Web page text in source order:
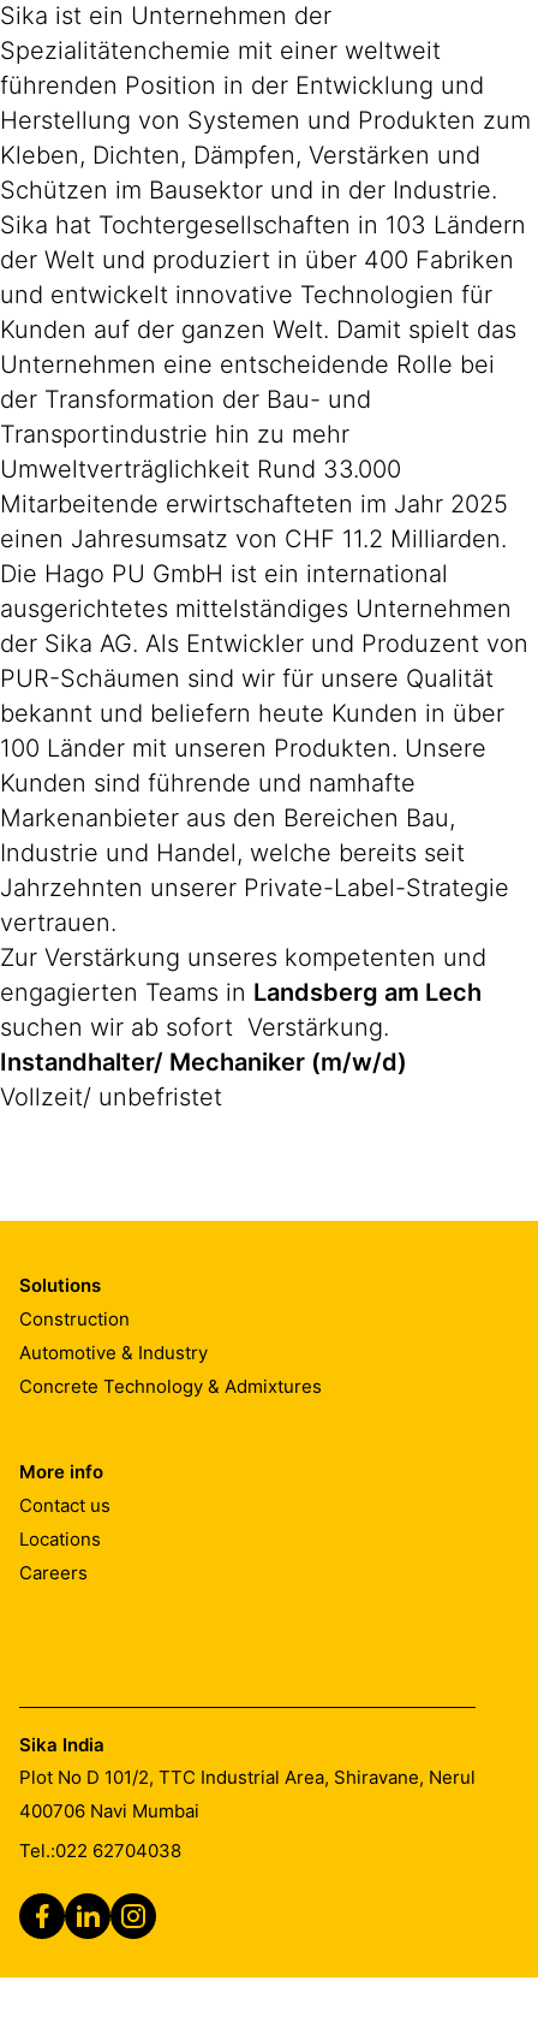
Sika ist ein Unternehmen der
Spezialitätenchemie mit einer weltweit
führenden Position in der Entwicklung und
Herstellung von Systemen und Produkten zum
Kleben, Dichten, Dämpfen, Verstärken und
Schützen im Bausektor und in der Industrie.
Sika hat Tochtergesellschaften in 103 Ländern
der Welt und produziert in über 400 Fabriken
und entwickelt innovative Technologien für
Kunden auf der ganzen Welt. Damit spielt das
Unternehmen eine entscheidende Rolle bei
der Transformation der Bau- und
Transportindustrie hin zu mehr
Umweltverträglichkeit Rund 33.000
Mitarbeitende erwirtschafteten im Jahr 2025
einen Jahresumsatz von CHF 11.2 Milliarden.
Die Hago PU GmbH ist ein international
ausgerichtetes mittelständiges Unternehmen
der Sika AG. Als Entwickler und Produzent von
PUR-Schäumen sind wir für unsere Qualität
bekannt und beliefern heute Kunden in über
100 Länder mit unseren Produkten. Unsere
Kunden sind führende und namhafte
Markenanbieter aus den Bereichen Bau,
Industrie und Handel, welche bereits seit
Jahrzehnten unserer Private-Label-Strategie
vertrauen.
Zur Verstärkung unseres kompetenten und
engagierten Teams in Landsberg am Lech
suchen wir ab sofort Verstärkung.
Instandhalter/ Mechaniker (m/w/d)
Vollzeit/ unbefristet
Solutions
Construction
Automotive & Industry
Concrete Technology & Admixtures
More info
Contact us
Locations
Careers
Sika India
Plot No D 101/2, TTC Industrial Area, Shiravane, Nerul
400706 Navi Mumbai
Tel.:022 62704038